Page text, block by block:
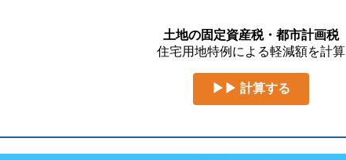
土地の固定資産税・都市計画税
住宅用地特例による軽減額を計算
▶▶ 計算する